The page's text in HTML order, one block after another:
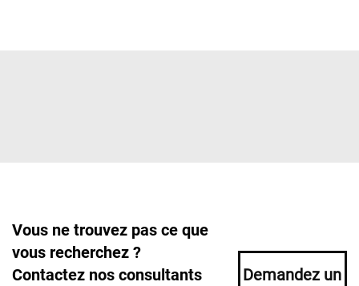
Vous ne trouvez pas ce que
vous recherchez ?
Contactez nos consultants
Demandez un